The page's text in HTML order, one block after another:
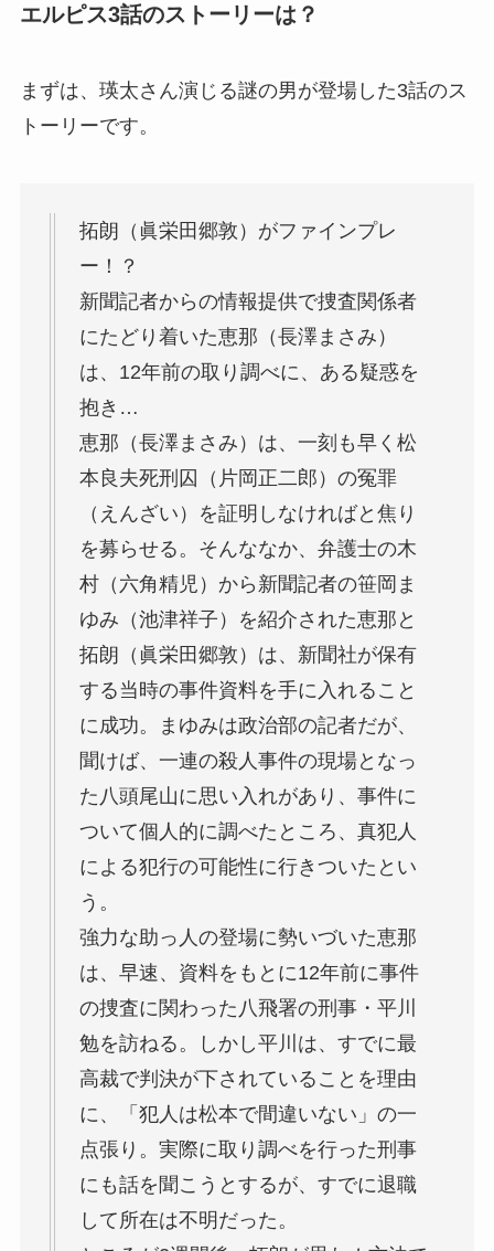
エルピス3話のストーリーは？
まずは、瑛太さん演じる謎の男が登場した3話のス
トーリーです。
拓朗（眞栄田郷敦）がファインプレ
ー！？
新聞記者からの情報提供で捜査関係者
にたどり着いた恵那（長澤まさみ）
は、12年前の取り調べに、ある疑惑を
抱き…
恵那（長澤まさみ）は、一刻も早く松
本良夫死刑囚（片岡正二郎）の冤罪
（えんざい）を証明しなければと焦り
を募らせる。そんななか、弁護士の木
村（六角精児）から新聞記者の笹岡ま
ゆみ（池津祥子）を紹介された恵那と
拓朗（眞栄田郷敦）は、新聞社が保有
する当時の事件資料を手に入れること
に成功。まゆみは政治部の記者だが、
聞けば、一連の殺人事件の現場となっ
た八頭尾山に思い入れがあり、事件に
ついて個人的に調べたところ、真犯人
による犯行の可能性に行きついたとい
う。
強力な助っ人の登場に勢いづいた恵那
は、早速、資料をもとに12年前に事件
の捜査に関わった八飛署の刑事・平川
勉を訪ねる。しかし平川は、すでに最
高裁で判決が下されていることを理由
に、「犯人は松本で間違いない」の一
点張り。実際に取り調べを行った刑事
にも話を聞こうとするが、すでに退職
して所在は不明だった。